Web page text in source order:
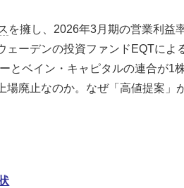
を擁し、2026年3月期の営業利益
ェーデンの投資ファンドEQTによ
とベイン・キャピタルの連合が1
場廃止なのか。なぜ「高値提案」